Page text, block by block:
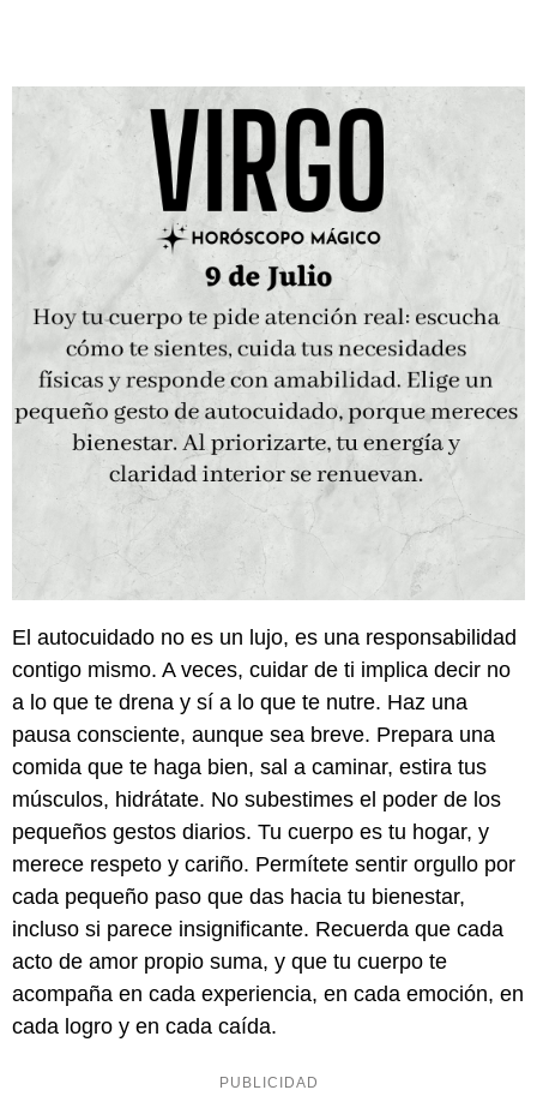
El autocuidado no es un lujo, es una responsabilidad
contigo mismo. A veces, cuidar de ti implica decir no
a lo que te drena y sí a lo que te nutre. Haz una
pausa consciente, aunque sea breve. Prepara una
comida que te haga bien, sal a caminar, estira tus
músculos, hidrátate. No subestimes el poder de los
pequeños gestos diarios. Tu cuerpo es tu hogar, y
merece respeto y cariño. Permítete sentir orgullo por
cada pequeño paso que das hacia tu bienestar,
incluso si parece insignificante. Recuerda que cada
acto de amor propio suma, y que tu cuerpo te
acompaña en cada experiencia, en cada emoción, en
cada logro y en cada caída.